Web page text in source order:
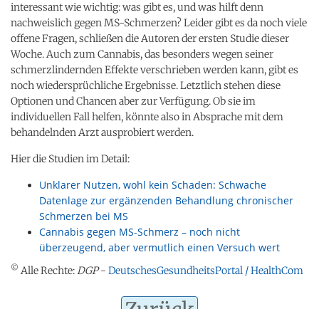
interessant wie wichtig: was gibt es, und was hilft denn
nachweislich gegen MS-Schmerzen? Leider gibt es da noch viele
offene Fragen, schließen die Autoren der ersten Studie dieser
Woche. Auch zum Cannabis, das besonders wegen seiner
schmerzlindernden Effekte verschrieben werden kann, gibt es
noch wiedersprüchliche Ergebnisse. Letztlich stehen diese
Optionen und Chancen aber zur Verfügung. Ob sie im
individuellen Fall helfen, könnte also in Absprache mit dem
behandelnden Arzt ausprobiert werden.
Hier die Studien im Detail:
Unklarer Nutzen, wohl kein Schaden: Schwache
Datenlage zur ergänzenden Behandlung chronischer
Schmerzen bei MS
Cannabis gegen MS-Schmerz – noch nicht
überzeugend, aber vermutlich einen Versuch wert
© Alle Rechte:DGP- DeutschesGesundheitsPortal / HealthCom